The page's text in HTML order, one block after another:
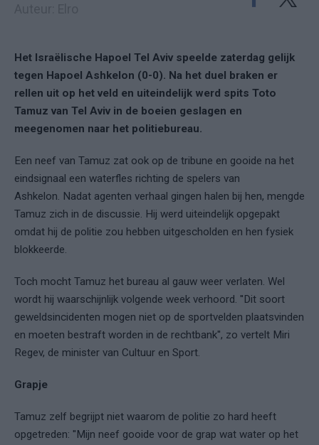
Het Israëlische Hapoel Tel Aviv speelde zaterdag gelijk
tegen Hapoel Ashkelon (0-0). Na het duel braken er
rellen uit op het veld en uiteindelijk werd spits Toto
Tamuz van Tel Aviv in de boeien geslagen en
meegenomen naar het politiebureau.
Een neef van Tamuz zat ook op de tribune en gooide na het
eindsignaal een waterfles richting de spelers van
Ashkelon. Nadat agenten verhaal gingen halen bij hen, mengde
Tamuz zich in de discussie. Hij werd uiteindelijk opgepakt
omdat hij de politie zou hebben uitgescholden en hen fysiek
blokkeerde.
Toch mocht Tamuz het bureau al gauw weer verlaten. Wel
wordt hij waarschijnlijk volgende week verhoord. ''Dit soort
geweldsincidenten mogen niet op de sportvelden plaatsvinden
en moeten bestraft worden in de rechtbank'', zo vertelt Miri
Regev, de minister van Cultuur en Sport.
Grapje
Tamuz zelf begrijpt niet waarom de politie zo hard heeft
opgetreden: ''Mijn neef gooide voor de grap wat water op het